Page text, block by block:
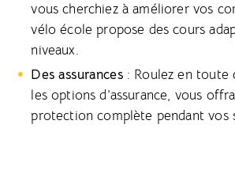
vous cherchiez à améliorer vos
vélo école propose des cours
niveaux.
Des assurances : Roulez en toute
les options d’assurance, vous
protection complète pendant vos